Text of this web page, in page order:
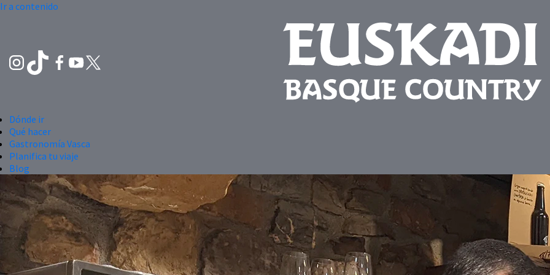
Ir a contenido
Dónde ir
Qué hacer
Gastronomía Vasca
Planifica tu viaje
Blog